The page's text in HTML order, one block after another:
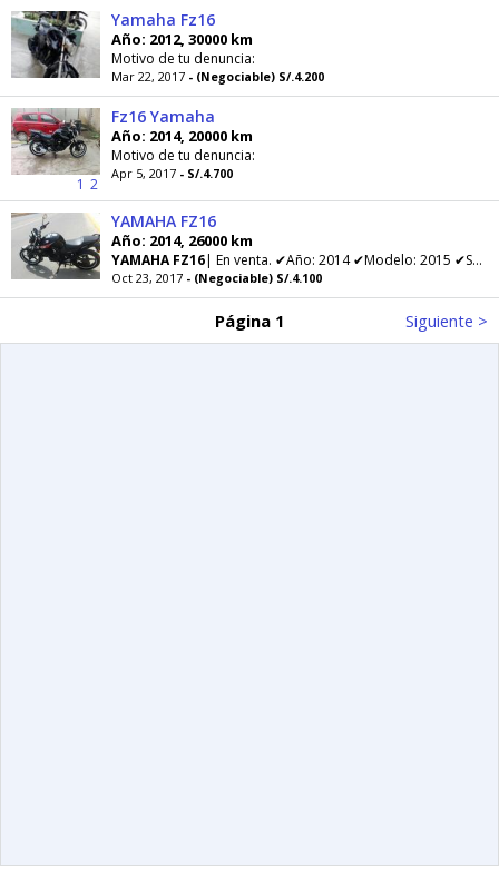
Yamaha Fz16
Año: 2012, 30000 km
Motivo de tu denuncia:
Mar 22, 2017 - (Negociable) S/.4.200
1 2
Fz16 Yamaha
Año: 2014, 20000 km
Motivo de tu denuncia:
Apr 5, 2017 - S/.4.700
YAMAHA FZ16
Año: 2014, 26000 km
YAMAHA FZ16| En venta. ✔Año: 2014 ✔Modelo: 2015 ✔Soat. ✔Tarjeta de propiedad. ✔kilometraje: 26000 ✔
Oct 23, 2017 - (Negociable) S/.4.100
Página 1 Siguiente >